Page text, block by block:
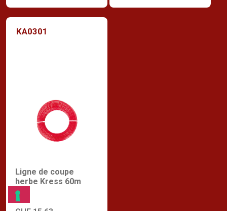
KA0301
Ligne de coupe
herbe Kress 60m